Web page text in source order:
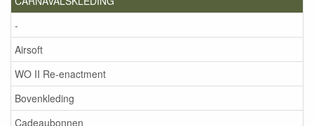
-
Airsoft
WO II Re-enactment
Bovenkleding
Cadeaubonnen